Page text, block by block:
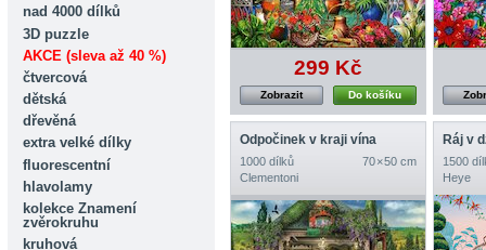
nad 4000 dílků
3D puzzle
AKCE (sleva až 40 %)
čtvercová
dětská
dřevěná
extra velké dílky
fluorescentní
hlavolamy
kolekce Znamení
zvěrokruhu
kruhová
299 Kč
Do košíku
Zobrazit
Odpočinek v kraji vína
1000 dílků
70 × 50 cm
Clementoni
Ráj v
1500
Heye